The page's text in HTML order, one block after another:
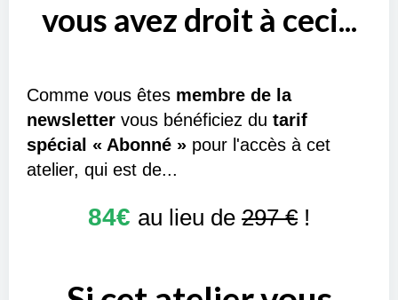
vous avez droit à ceci...
Comme vous êtes membre de la
newsletter vous bénéficiez du tarif
spécial « Abonné » pour l'accès à cet
atelier, qui est de...
84€ au lieu de 297 € !